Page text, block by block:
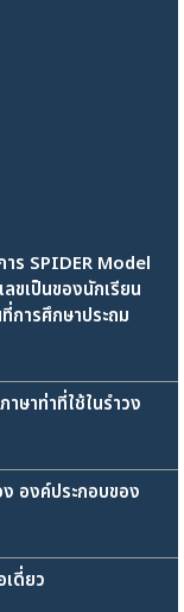
าร SPIDER Model
ขเป็นของนักเรียน
การศึกษาประถม
าษาท่าที่ใช้ในรำวง
องค์ประกอบของ
ดี่ยว